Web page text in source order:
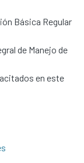
Básica Regular
de Manejo de
en este